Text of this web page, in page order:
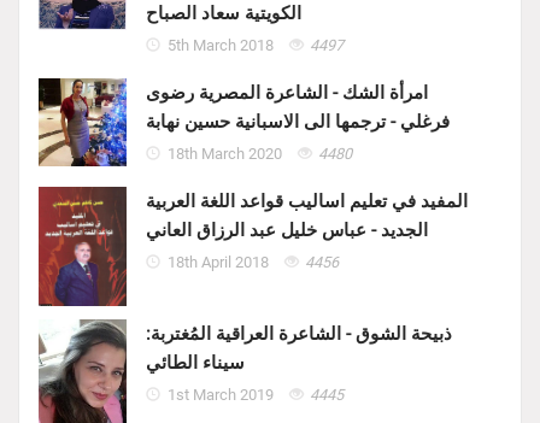
الكويتية سعاد الصباح
5th March 2018 4497
امرأة الشك - الشاعرة المصرية رضوى
فرغلي - ترجمها الى الاسبانية حسين نهابة
18th March 2020 4480
المفيد في تعليم اساليب قواعد اللغة العربية
الجديد - عباس خليل عبد الرزاق العاني
18th April 2018 4456
ذبيحة الشوق - الشاعرة العراقية المُغتربة:
سيناء الطائي
1st March 2019 4445